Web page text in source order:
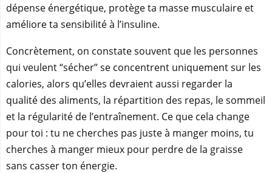
dépense énergétique, protège ta masse musculaire et
améliore ta sensibilité à l’insuline.
Concrètement, on constate souvent que les personnes
qui veulent “sécher” se concentrent uniquement sur les
calories, alors qu’elles devraient aussi regarder la
qualité des aliments, la répartition des repas, le sommeil
et la régularité de l’entraînement. Ce que cela change
pour toi : tu ne cherches pas juste à manger moins, tu
cherches à manger mieux pour perdre de la graisse
sans casser ton énergie.